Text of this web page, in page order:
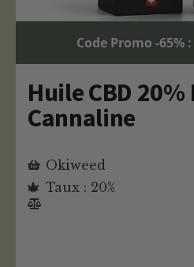
Code Promo -65%
Huile CBD
Cannaline
Okiweed
Taux : 20%